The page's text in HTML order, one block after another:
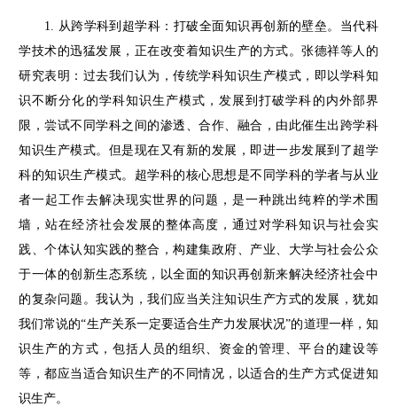
1. 从跨学科到超学科：打破全面知识再创新的壁垒。当代科
学技术的迅猛发展，正在改变着知识生产的方式。张德祥等人的
研究表明：过去我们认为，传统学科知识生产模式，即以学科知
识不断分化的学科知识生产模式，发展到打破学科的内外部界
限，尝试不同学科之间的渗透、合作、融合，由此催生出跨学科
知识生产模式。但是现在又有新的发展，即进一步发展到了超学
科的知识生产模式。超学科的核心思想是不同学科的学者与从业
者一起工作去解决现实世界的问题，是一种跳出纯粹的学术围
墙，站在经济社会发展的整体高度，通过对学科知识与社会实
践、个体认知实践的整合，构建集政府、产业、大学与社会公众
于一体的创新生态系统，以全面的知识再创新来解决经济社会中
的复杂问题。我认为，我们应当关注知识生产方式的发展，犹如
我们常说的“生产关系一定要适合生产力发展状况”的道理一样，知
识生产的方式，包括人员的组织、资金的管理、平台的建设等
等，都应当适合知识生产的不同情况，以适合的生产方式促进知
识生产。